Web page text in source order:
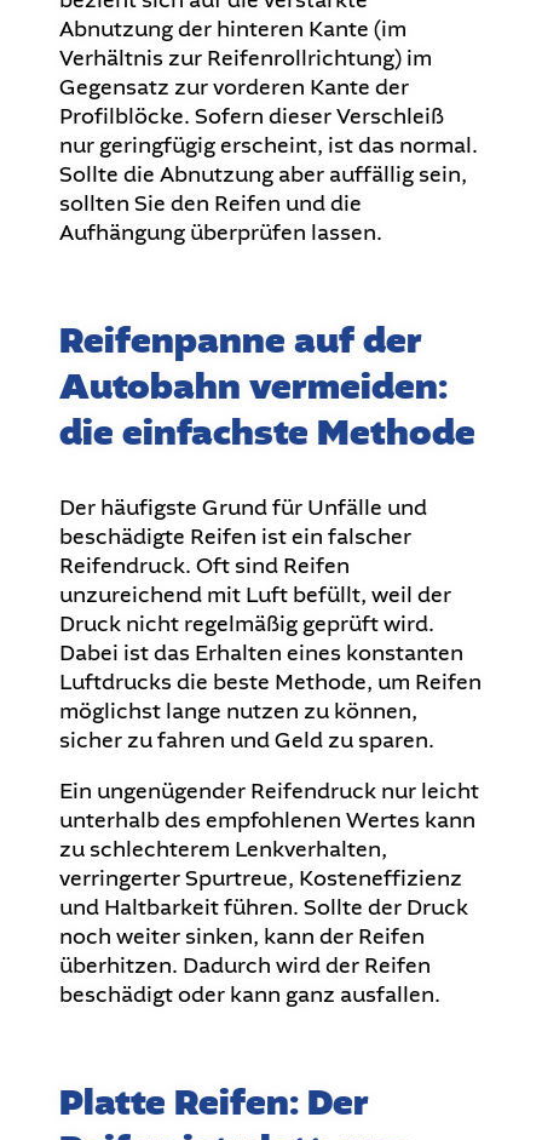
Abnutzung der hinteren Kante (im
Verhältnis zur Reifenrollrichtung) im
Gegensatz zur vorderen Kante der
Profilblöcke. Sofern dieser Verschleiß
nur geringfügig erscheint, ist das normal.
Sollte die Abnutzung aber auffällig sein,
sollten Sie den Reifen und die
Aufhängung überprüfen lassen.
Reifenpanne auf der
Autobahn vermeiden:
die einfachste Methode
Der häufigste Grund für Unfälle und
beschädigte Reifen ist ein falscher
Reifendruck. Oft sind Reifen
unzureichend mit Luft befüllt, weil der
Druck nicht regelmäßig geprüft wird.
Dabei ist das Erhalten eines konstanten
Luftdrucks die beste Methode, um Reifen
möglichst lange nutzen zu können,
sicher zu fahren und Geld zu sparen.
Ein ungenügender Reifendruck nur leicht
unterhalb des empfohlenen Wertes kann
zu schlechterem Lenkverhalten,
verringerter Spurtreue, Kosteneffizienz
und Haltbarkeit führen. Sollte der Druck
noch weiter sinken, kann der Reifen
überhitzen. Dadurch wird der Reifen
beschädigt oder kann ganz ausfallen.
Platte Reifen: Der